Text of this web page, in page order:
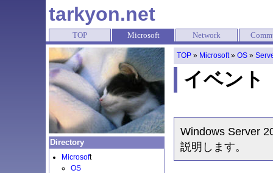
tarkyon.net
TOP Microsoft Network
TOP » Microsoft» OS »
イベント
Windows Server
説明します。
Directory
Microsoft
OS